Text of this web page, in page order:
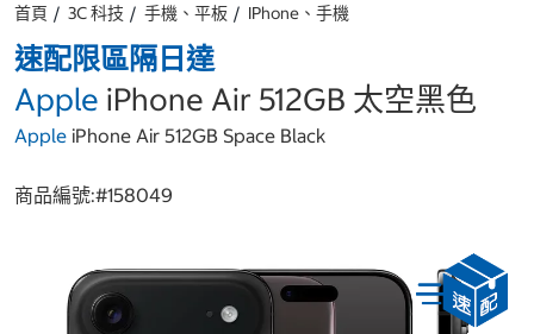
首頁 3C 科技 手機、平板 IPhone、手機
速配限區隔日達
Apple iPhone Air 512GB 太空黑色
Apple iPhone Air 512GB Space Black
商品編號:#158049